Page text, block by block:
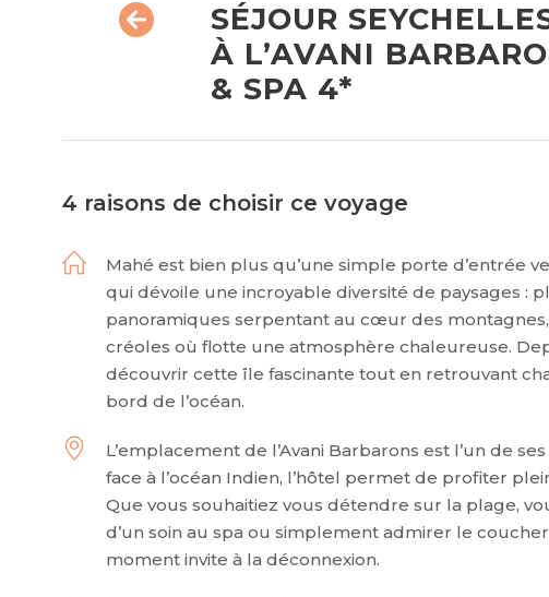
SÉJOUR
À L’AVANI
& SPA 4*
4 raisons de choisir ce voyage
Mahé est bien plus qu’une simple porte d’entrée
qui dévoile une incroyable diversité de paysages :
panoramiques serpentant au cœur des
créoles où flotte une atmosphère chaleureuse.
découvrir cette île fascinante tout en retrouvant
bord de l’océan.
L’emplacement de l’Avani Barbarons est l’un de
face à l’océan Indien, l’hôtel permet de profiter
Que vous souhaitiez vous détendre sur la plage,
d’un soin au spa ou simplement admirer le
moment invite à la déconnexion.